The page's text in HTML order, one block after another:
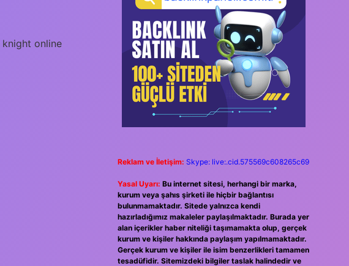
knight online
Reklam ve İletişim: Skype: live:.cid.575569c608265c69
Yasal Uyarı: Bu internet sitesi, herhangi bir marka,
kurum veya şahıs şirketi ile hiçbir bağlantısı
bulunmamaktadır. Sitede yalnızca kendi
hazırladığımız makaleler paylaşılmaktadır. Burada yer
alan içerikler haber niteliği taşımamakta olup, gerçek
kurum ve kişiler hakkında paylaşım yapılmamaktadır.
Gerçek kurum ve kişiler ile isim benzerlikleri tamamen
tesadüfidir. Sitemizdeki bilgiler taslak halindedir ve